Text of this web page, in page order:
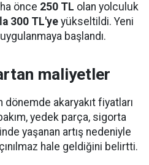
önce 250 TL olan yolculuk
300 TL'yeyükseltildi. Yeni
başlandı.
maliyetler
akaryakıt fiyatları
yedek parça, sigorta
yaşanan artış nedeniyle
hale geldiğini belirtti.